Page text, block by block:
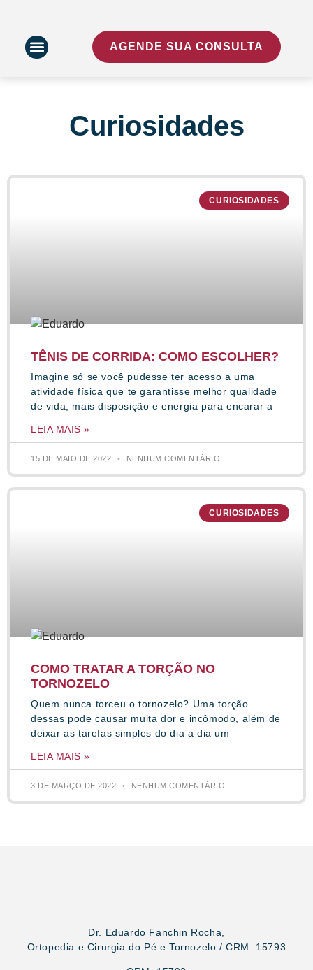
AGENDE SUA CONSULTA
Curiosidades
CURIOSIDADES
TÊNIS DE CORRIDA: COMO ESCOLHER?
Imagine só se você pudesse ter acesso a uma
atividade física que te garantisse melhor qualidade
de vida, mais disposição e energia para encarar a
LEIA MAIS »
15 DE MAIO DE 2022 NENHUM COMENTÁRIO
CURIOSIDADES
COMO TRATAR A TORÇÃO NO
TORNOZELO
Quem nunca torceu o tornozelo? Uma torção
dessas pode causar muita dor e incômodo, além de
deixar as tarefas simples do dia a dia um
LEIA MAIS »
3 DE MARÇO DE 2022 NENHUM COMENTÁRIO
Dr. Eduardo Fanchin Rocha,
Ortopedia e Cirurgia do Pé e Tornozelo / CRM: 15793